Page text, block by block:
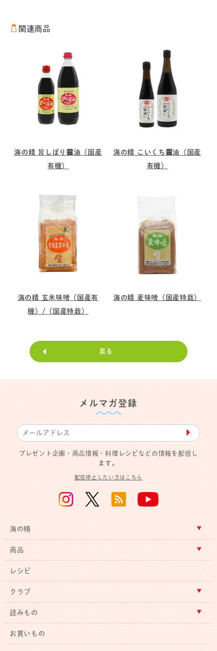
関連商品
海の精 旨しぼり醤油（国産
有機）
海の精 こいくち醤油（国産
有機）
海の精 玄米味噌（国産有
機）/（国産特栽）
海の精 麦味噌（国産特栽）
戻る
メルマガ登録
▶︎
プレゼント企画・商品情報・料理レシピなどの情報を配信し
ます。
配信停止したい方はこちら
海の精
商品
レシピ
クラブ
読みもの
お買いもの